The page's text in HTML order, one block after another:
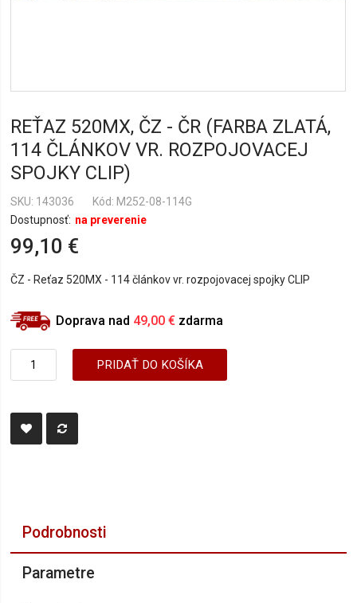
REŤAZ 520MX, ČZ - ČR (FARBA ZLATÁ,
114 ČLÁNKOV VR. ROZPOJOVACEJ
SPOJKY CLIP)
Dostupnosť: na preverenie
SKU 143036 Kód: M252-08-114G
99,10 €
ČZ - Reťaz 520MX - 114 článkov vr. rozpojovacej spojky CLIP
Doprava nad 49,00 € zdarma
PRIDAŤ DO KOŠÍKA
Podrobnosti
Parametre